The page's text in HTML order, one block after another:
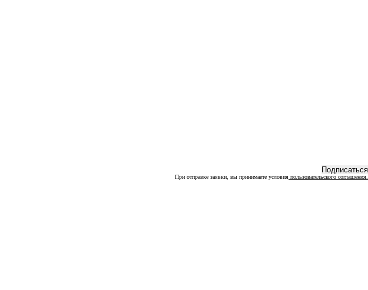
При отправке заявки, вы принимаете условия пользовательского соглашения.